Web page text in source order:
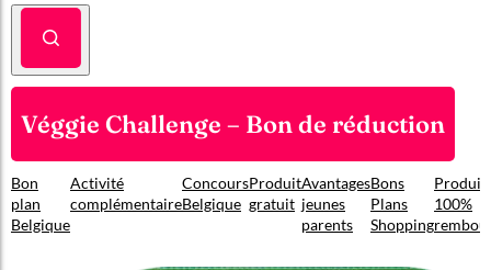
Véggie Challenge – Bon de réduction
Bon
plan
Belgique
Activité
complémentaire
Concours
Belgique
Produit
gratuit
Avantages
jeunes
parents
Bons
Plans
Shopping
Produit
100%